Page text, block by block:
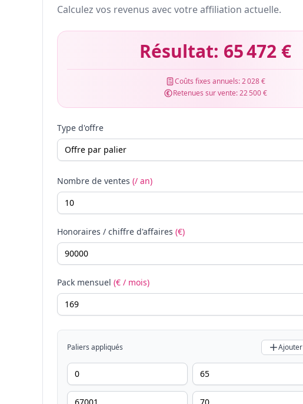
Calculez vos revenus avec votre affiliation actuelle.
Résultat: 65 472 €
Coûts fixes annuels:2 028 €
Retenues sur vente:22 500 €
Type d'offre
Nombre de ventes (/ an)
Honoraires / chiffre d'affaires (€)
Pack mensuel (€ / mois)
Paliers appliqués Ajouter